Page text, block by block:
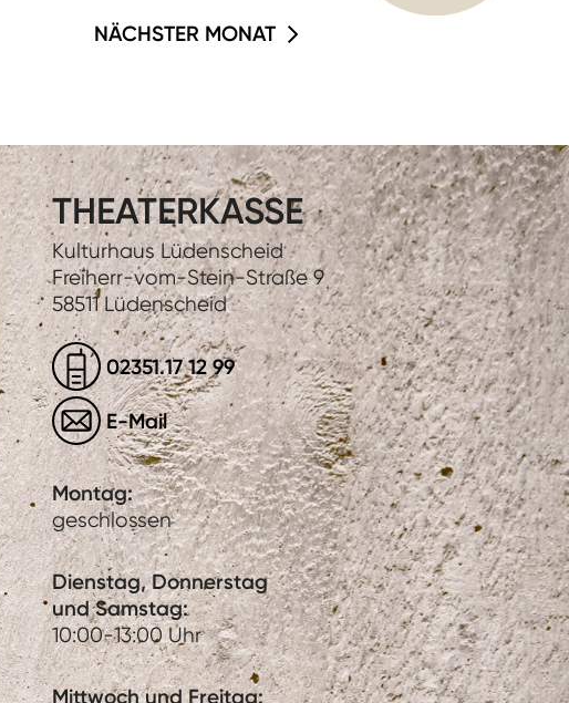
NÄCHSTER MONAT
THEATERKASSE
Kulturhaus Lüdenscheid
Freiherr-vom-Stein-Straße 9
58511 Lüdenscheid
02351.17 12 99
E-Mail
Montag:
geschlossen
Dienstag, Donnerstag
und Samstag:
10:00-13:00 Uhr
Mittwoch und Freitag: